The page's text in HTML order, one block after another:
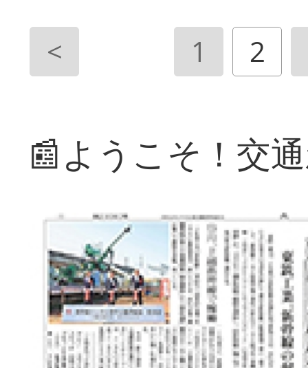
< 1 2
📰ようこそ！交